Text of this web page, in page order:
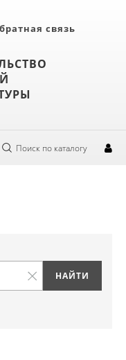
связь
Поиск по каталогу